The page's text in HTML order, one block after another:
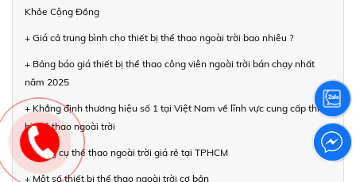
Khỏe Cộng Đồng
+ Giá cả trung bình cho thiết bị thể thao ngoài trời bao nhiêu ?
+ Bảng báo giá thiết bị thể thao công viên ngoài trời bán chạy nhất
năm 2025
+ Khẳng định thương hiệu số 1 tại Việt Nam về lĩnh vực cung cấp thiết
bị thể thao ngoài trời
+ Dụng cụ thể thao ngoài trời giá rẻ tại TPHCM
+ Một số thiết bị thể thao ngoài trời cơ bản